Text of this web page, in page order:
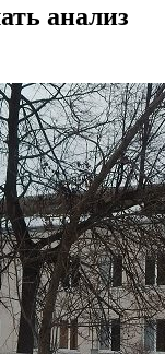
анализ